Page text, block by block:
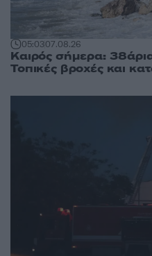
05:0307.08.26
Καιρός σήμερα:
Τοπικές βροχές και